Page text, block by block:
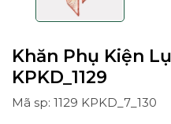
Khăn Phụ Kiện
KPKD_1129
Mã sp: 1129 KPKD_7_130